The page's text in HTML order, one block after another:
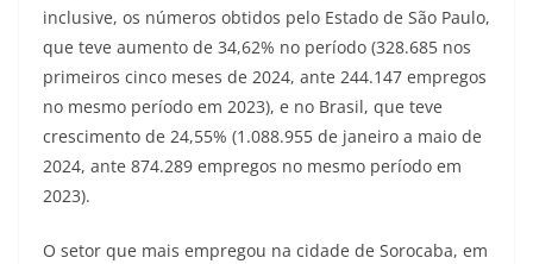
inclusive, os números obtidos pelo Estado de São Paulo,
que teve aumento de 34,62% no período (328.685 nos
primeiros cinco meses de 2024, ante 244.147 empregos
no mesmo período em 2023), e no Brasil, que teve
crescimento de 24,55% (1.088.955 de janeiro a maio de
2024, ante 874.289 empregos no mesmo período em
2023).
O setor que mais empregou na cidade de Sorocaba, em